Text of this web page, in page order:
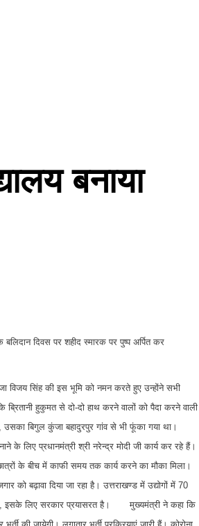
बनाया
दिवस पर शहीद स्मारक पर पुष्प अर्पित कर
विजय सिंह की इस भूमि को नमन करते हुए उन्होंने सभी
ब्रितानी हुकुमत से दो-दो हाथ करने वालों को पैदा करने वाली
बिगुल कुंजा बहादुरपुर गांव से भी फूंका गया था।
के लिए प्रधानमंत्री श्री नरेन्द्र मोदी जी कार्य कर रहे हैं।
के बीच में काफी समय तक कार्य करने का मौका मिला।
को बढ़ावा दिया जा रहा है। उत्तराखण्ड में उद्योगों में 70
हो, इसके लिए सरकार प्रयासरत है। मुख्यमंत्री ने कहा कि